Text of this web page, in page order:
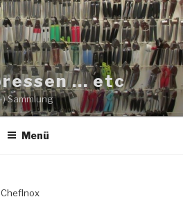
… etc
Sammlung
Menü